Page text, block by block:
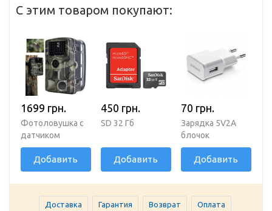
С этим товаром покупают:
1699 грн.
Фотоловушка с
датчиком
движения и
ночным
видением /
Охотничья
камера / Камера
наблюдения
Добавить
450 грн.
SD 32 Гб
Добавить
70 грн.
Зарядка 5V2A
блочок
Добавить
Доставка Гарантия Возврат Оплата